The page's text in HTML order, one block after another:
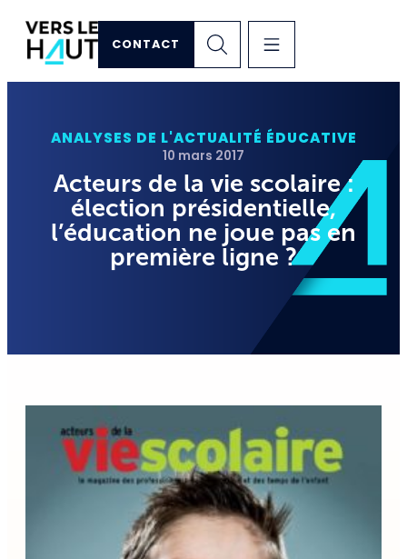
CONTACT
ANALYSES DE L'ACTUALITÉ ÉDUCATIVE
10 mars 2017
Acteurs de la vie scolaire :
élection présidentielle,
l’éducation ne joue pas en
première ligne ?